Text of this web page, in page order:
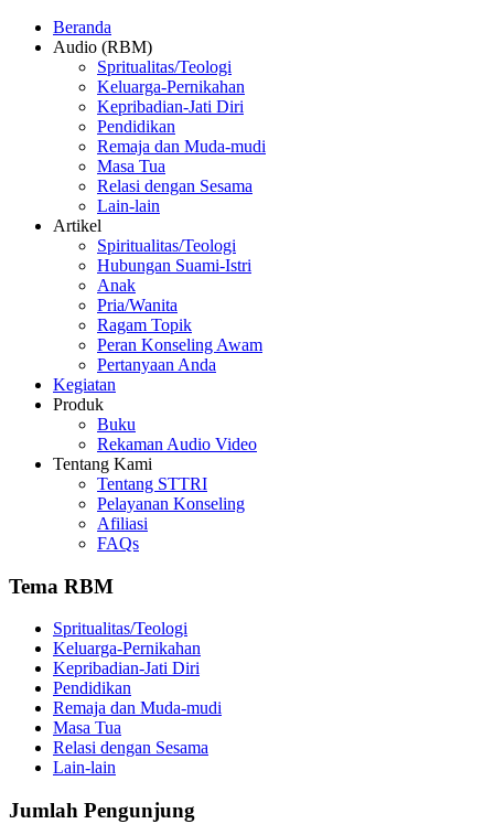
Beranda
Audio (RBM)
Spritualitas/Teologi
Keluarga-Pernikahan
Kepribadian-Jati Diri
Pendidikan
Remaja dan Muda-mudi
Masa Tua
Relasi dengan Sesama
Lain-lain
Artikel
Spiritualitas/Teologi
Hubungan Suami-Istri
Anak
Pria/Wanita
Ragam Topik
Peran Konseling Awam
Pertanyaan Anda
Kegiatan
Produk
Buku
Rekaman Audio Video
Tentang Kami
Tentang STTRI
Pelayanan Konseling
Afiliasi
FAQs
Tema RBM
Spritualitas/Teologi
Keluarga-Pernikahan
Kepribadian-Jati Diri
Pendidikan
Remaja dan Muda-mudi
Masa Tua
Relasi dengan Sesama
Lain-lain
Jumlah Pengunjung